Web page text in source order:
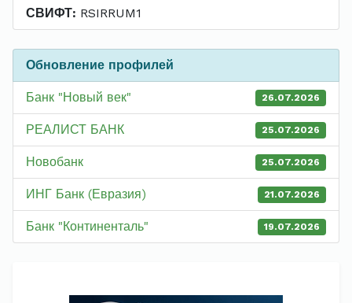
СВИФТ: RSIRRUM1
Обновление профилей
Банк "Новый век" 26.07.2026
РЕАЛИСТ БАНК 25.07.2026
Новобанк 25.07.2026
ИНГ Банк (Евразия) 21.07.2026
Банк "Континенталь" 19.07.2026